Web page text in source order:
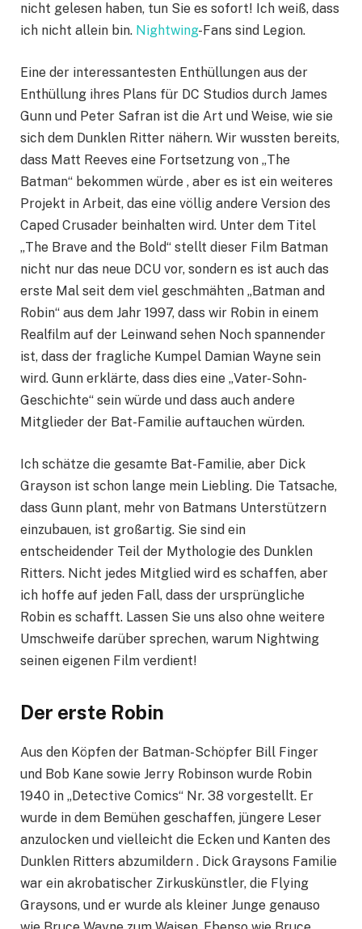
nicht gelesen haben, tun Sie es sofort! Ich weiß, dass
ich nicht allein bin. Nightwing-Fans sind Legion.
Eine der interessantesten Enthüllungen aus der
Enthüllung ihres Plans für DC Studios durch James
Gunn und Peter Safran ist die Art und Weise, wie sie
sich dem Dunklen Ritter nähern. Wir wussten bereits,
dass Matt Reeves eine Fortsetzung von „The
Batman“ bekommen würde , aber es ist ein weiteres
Projekt in Arbeit, das eine völlig andere Version des
Caped Crusader beinhalten wird. Unter dem Titel
„The Brave and the Bold“ stellt dieser Film Batman
nicht nur das neue DCU vor, sondern es ist auch das
erste Mal seit dem viel geschmähten „Batman and
Robin“ aus dem Jahr 1997, dass wir Robin in einem
Realfilm auf der Leinwand sehen Noch spannender
ist, dass der fragliche Kumpel Damian Wayne sein
wird. Gunn erklärte, dass dies eine „Vater-Sohn-
Geschichte“ sein würde und dass auch andere
Mitglieder der Bat-Familie auftauchen würden.
Ich schätze die gesamte Bat-Familie, aber Dick
Grayson ist schon lange mein Liebling. Die Tatsache,
dass Gunn plant, mehr von Batmans Unterstützern
einzubauen, ist großartig. Sie sind ein
entscheidender Teil der Mythologie des Dunklen
Ritters. Nicht jedes Mitglied wird es schaffen, aber
ich hoffe auf jeden Fall, dass der ursprüngliche
Robin es schafft. Lassen Sie uns also ohne weitere
Umschweife darüber sprechen, warum Nightwing
seinen eigenen Film verdient!
Der erste Robin
Aus den Köpfen der Batman-Schöpfer Bill Finger
und Bob Kane sowie Jerry Robinson wurde Robin
1940 in „Detective Comics“ Nr. 38 vorgestellt. Er
wurde in dem Bemühen geschaffen, jüngere Leser
anzulocken und vielleicht die Ecken und Kanten des
Dunklen Ritters abzumildern . Dick Graysons Familie
war ein akrobatischer Zirkuskünstler, die Flying
Graysons, und er wurde als kleiner Junge genauso